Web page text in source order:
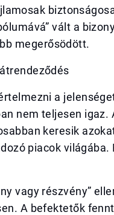
vált a
megerősödött.
a
nem teljesen
keresik
piacok
vagy részvény”
A befektetők